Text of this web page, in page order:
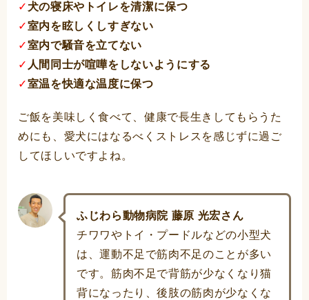
✓ 犬の寝床やトイレを清潔に保つ
✓室内を眩しくしすぎない
✓室内で騒音を立てない
✓ 人間同士が喧嘩をしないようにする
✓室温を快適な温度に保つ
ご飯を美味しく食べて、健康で長生きしてもらうた
めにも、愛犬にはなるべくストレスを感じずに過ご
してほしいですよね。
ふじわら動物病院 藤原 光宏さん
チワワやトイ・プードルなどの小型犬
は、運動不足で筋肉不足のことが多い
です。筋肉不足で背筋が少なくなり猫
背になったり、後肢の筋肉が少なくな